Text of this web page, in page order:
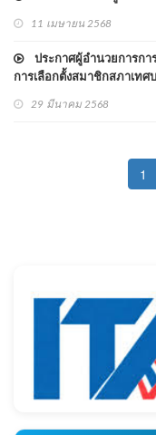
11 เมษายน 2568
ประกาศผู้อำนวยการการ
การเลือกตั้งสมาชิกสภาเทศ
29 มีนาคม 2568
1